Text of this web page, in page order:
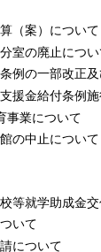
（案）について
室の廃止につい
例の一部改正
援金給付条例
事業について
の中止について
等就学助成金
いて
について